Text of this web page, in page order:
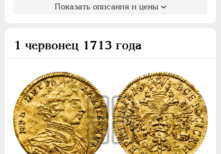
Показать описания и цены
1 червонец 1713 года